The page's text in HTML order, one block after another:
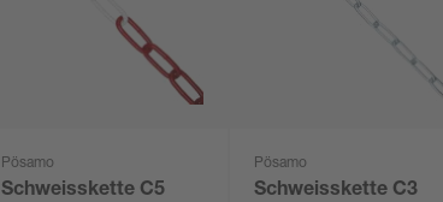
Pösamo
Schweisskette C5
Pösamo
Schweisskette C3